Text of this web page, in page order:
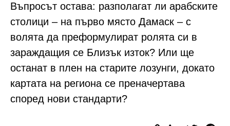
Въпросът остава: разполагат ли арабските
столици – на първо място Дамаск – с
волята да преформулират ролята си в
зараждащия се Близък изток? Или ще
останат в плен на старите лозунги, докато
картата на региона се преначертава
според нови стандарти?